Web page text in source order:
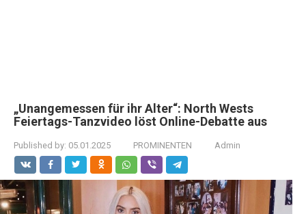
„Unangemessen für ihr Alter“: North Wests
Feiertags-Tanzvideo löst Online-Debatte aus
Published by: 05.01.2025 PROMINENTEN Admin